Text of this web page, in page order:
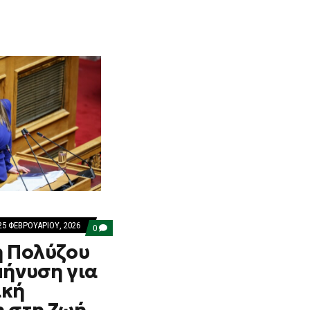
ΦΕΒΡΟΥΑΡΊΟΥ, 2026 0 COMMENTS
ON
Πολύζου
για